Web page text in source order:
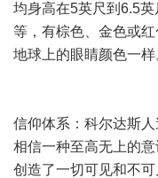
均身高在5英尺到6.5
等，有棕色、金色或
地球上的眼睛颜色一样
信仰体系：科尔达斯
相信一种至高无上的
创造了一切可见和不可